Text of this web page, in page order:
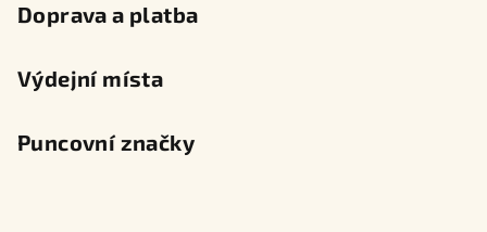
Doprava a platba
Výdejní místa
Puncovní značky